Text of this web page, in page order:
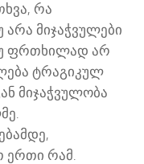
რა
არა მიჯაჭვულები
ფრთხილად არ
ტრაგიკულ
მიჯაჭვულობა
ერთი რამ.